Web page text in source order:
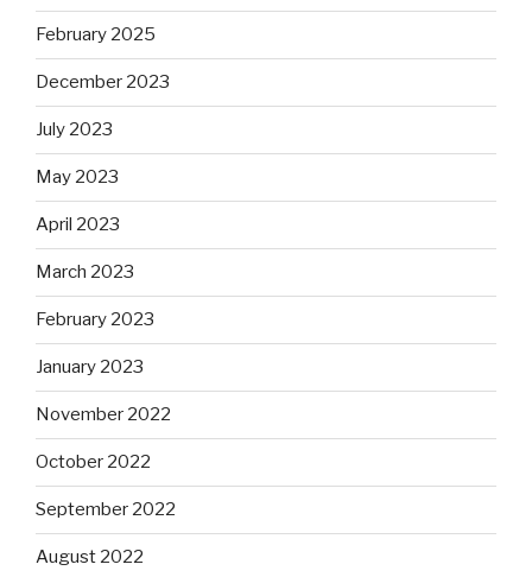
February 2025
December 2023
July 2023
May 2023
April 2023
March 2023
February 2023
January 2023
November 2022
October 2022
September 2022
August 2022